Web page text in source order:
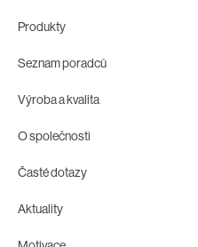
Produkty
Seznam poradců
Výroba a kvalita
O společnosti
Časté dotazy
Aktuality